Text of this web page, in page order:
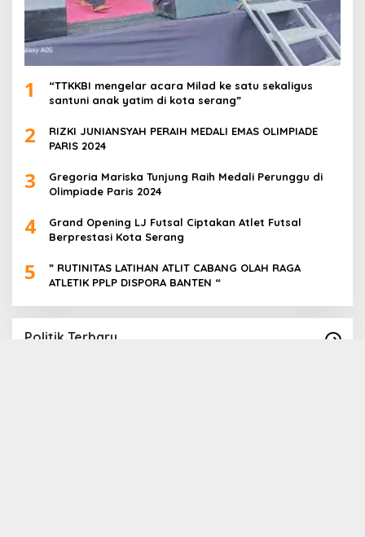
1
“TTKKBI mengelar acara Milad ke satu sekaligus
santuni anak yatim di kota serang”
2
RIZKI JUNIANSYAH PERAIH MEDALI EMAS OLIMPIADE
PARIS 2024
3
Gregoria Mariska Tunjung Raih Medali Perunggu di
Olimpiade Paris 2024
4
Grand Opening LJ Futsal Ciptakan Atlet Futsal
Berprestasi Kota Serang
5
” RUTINITAS LATIHAN ATLIT CABANG OLAH RAGA
ATLETIK PPLP DISPORA BANTEN “
Politik Terbaru